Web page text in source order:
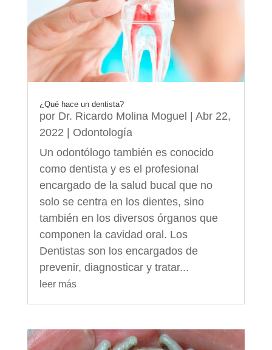
¿Qué hace un dentista?
por Dr. Ricardo Molina Moguel | Abr 22,
2022 | Odontología
Un odontólogo también es conocido
como dentista y es el profesional
encargado de la salud bucal que no
solo se centra en los dientes, sino
también en los diversos órganos que
componen la cavidad oral. Los
Dentistas son los encargados de
prevenir, diagnosticar y tratar...
leer más